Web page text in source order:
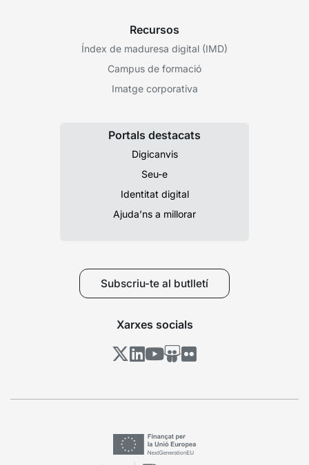
Recursos
Índex de maduresa digital (IMD)
Campus de formació
Imatge corporativa
Portals destacats
Digicanvis
Seu-e
Identitat digital
Ajuda’ns a millorar
Subscriu-te al butlletí
Xarxes socials